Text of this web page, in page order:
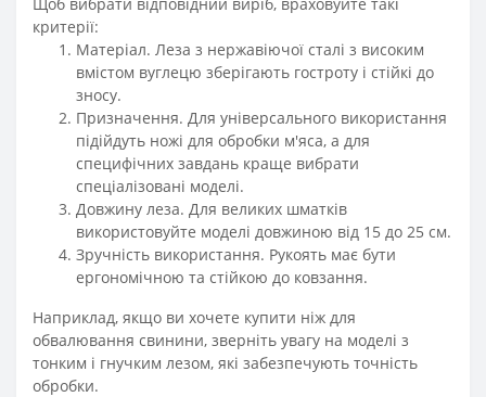
критерії:
Матеріал. Леза з нержавіючої сталі з високим
вмістом вуглецю зберігають гостроту і стійкі до
зносу.
Призначення. Для універсального використання
підійдуть ножі для обробки м'яса, а для
специфічних завдань краще вибрати
спеціалізовані моделі.
Довжину леза. Для великих шматків
використовуйте моделі довжиною від 15 до 25 см.
Зручність використання. Рукоять має бути
ергономічною та стійкою до ковзання.
Наприклад, якщо ви хочете купити ніж для
обвалювання свинини, зверніть увагу на моделі з
тонким і гнучким лезом, які забезпечують точність
обробки.